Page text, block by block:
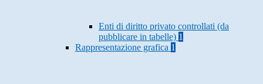
Enti di diritto privato controllati (da
pubblicare in tabelle) 1
Rappresentazione grafica 1